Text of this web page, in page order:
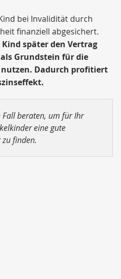
bei Invalidität durch
finanziell abgesichert.
später den Vertrag
Grundstein für die
nutzen. Dadurch profitiert
Fall beraten, um für Ihr
eine gute
zu finden.